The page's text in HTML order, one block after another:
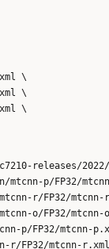
\
\
\
mtcnn-p/FP32/
r/FP32/mtcnn-
o/FP32/mtcnn-
p/FP32/mtcnn-
r/FP32/mtcnn-